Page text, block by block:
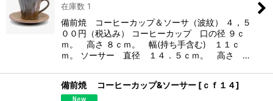
在庫数 1
備前焼 コーヒーカップ＆ソーサ（波紋） ４，５
００円（税込み） コーヒーカップ 口の径 ９ｃ
ｍ。 高さ ８ｃｍ。 幅(持ち手含む) １１ｃ
ｍ。 ソーサー 直径 １４．５ｃｍ。 高さ …
備前焼 コーヒーカップ&ソーサー [ ｃｆ１４]